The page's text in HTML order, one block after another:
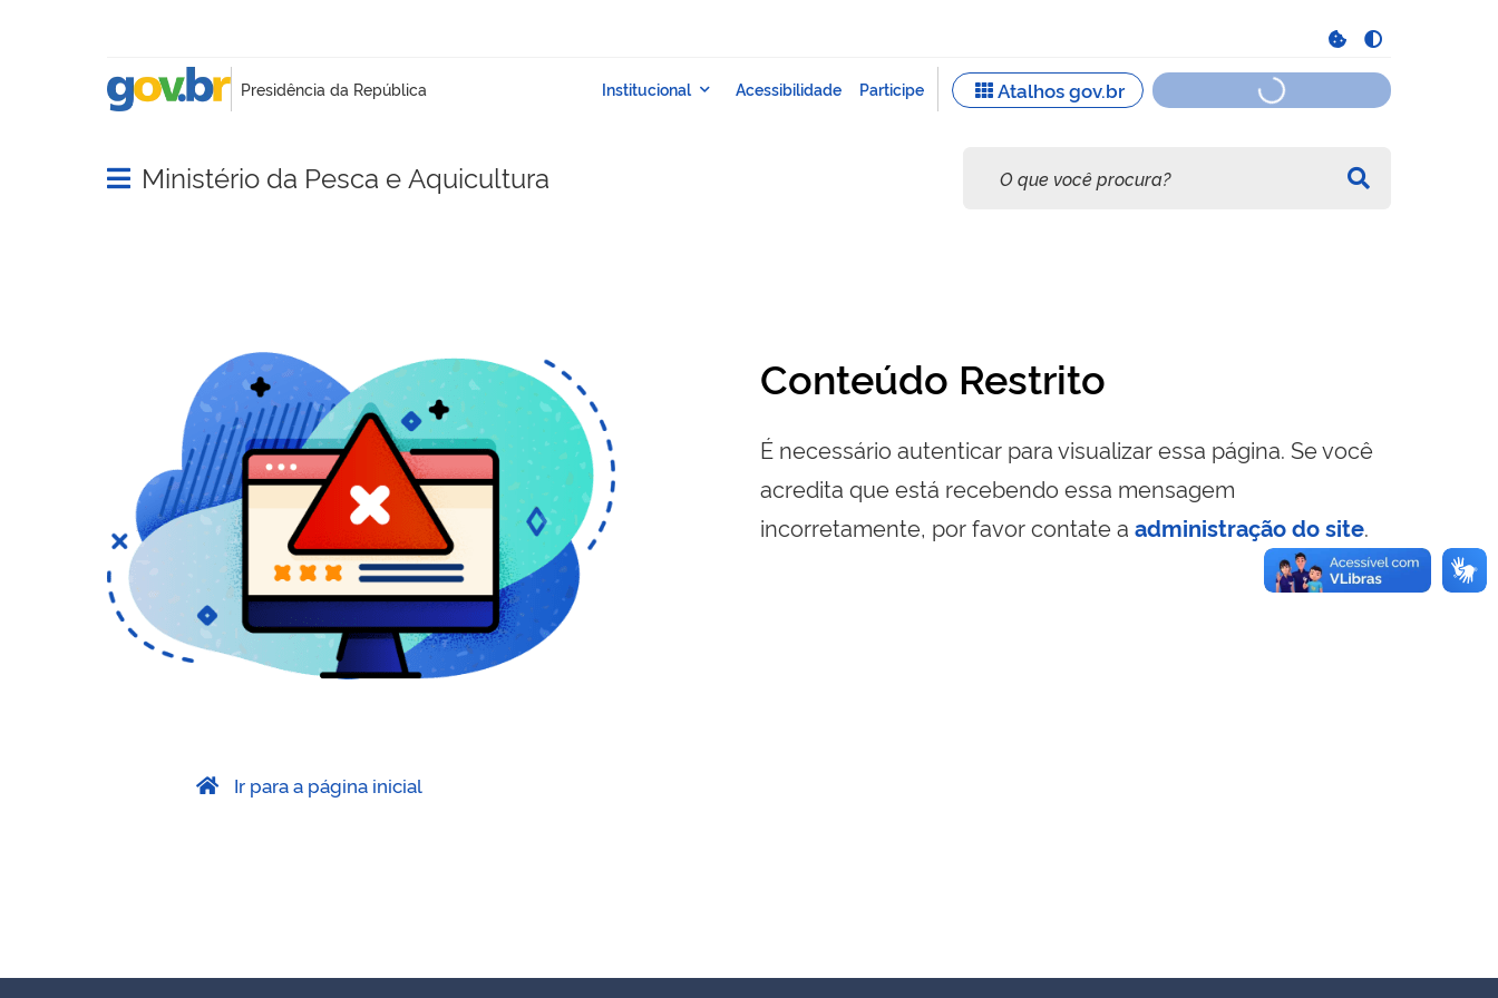
Abrir menu principal de navegação
Ministério da Pesca e Aquicultura
Conteúdo Restrito
É necessário autenticar para visualizar essa página. Se você
acredita que está recebendo essa mensagem
incorretamente, por favor contate a administração do site.
Ir para a página inicial